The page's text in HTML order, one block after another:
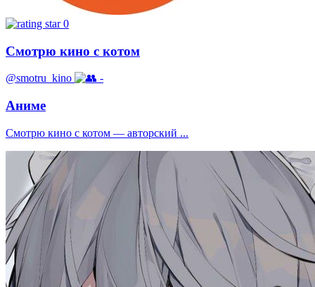
0
Смотрю кино с котом
@smotru_kino -
Аниме
Смотрю кино с котом — авторский ...